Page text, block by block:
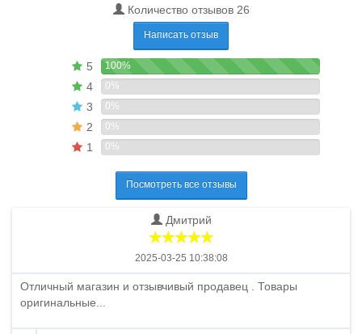
Количество отзывов 26
Написать отзыв
5 100%
4 0%
3 0%
2 0%
1 0%
Посмотреть все отзывы
Дмитрий
2025-03-25 10:38:08
Отличный магазин и отзывчивый продавец . Товары
оригинальные...